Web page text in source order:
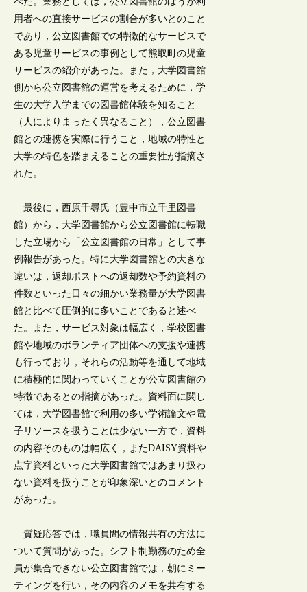
用者への直接サービスの割合が多いとのこと
であり，公立図書館での特徴的なサービスで
ある児童サービスの事例として熊取町の児童
サービスの紹介があった。また，大学図書館
側から公立図書館の運営を考えるために，学
生の大学入学までの図書館体験を知ること
（人によりまったく異なること），公立図書
館との連携を実際に行うこと，地域の特性と
大学の特色を踏まえることの重要性が指摘さ
れた。
最後に，西原千尋氏（豊中市立千里図書
館）から，大学図書館から公立図書館に転職
した立場から「公立図書館の日常」として事
例報告があった。特に大学図書館との大きな
違いは，返却ポストへの返却数や予約資料の
件数といった日々の細かい業務量が大学図書
館と比べて圧倒的に多いことであると述べ
た。また，サービス対象は幅広く，学校図書
館や地域のボランティア団体への支援や連携
も行っており，それらの活動等を通して地域
に積極的に関わっていくことが公立図書館の
特徴であるとの指摘があった。資料面に関し
ては，大学図書館で利用の多い学術論文や電
子リソースを扱うことは少ない一方で，資料
の内容そのものは幅広く，またDAISY資料や
点字資料といった大学図書館ではあまり扱わ
ない資料を扱うことが印象深いとのコメント
があった。
質疑応答では，職員間の情報共有の方法に
ついて質問があった。シフト制勤務のため全
員が集合できない公立図書館では，朝にミー
ティングを行い，その内容のメモを共有する